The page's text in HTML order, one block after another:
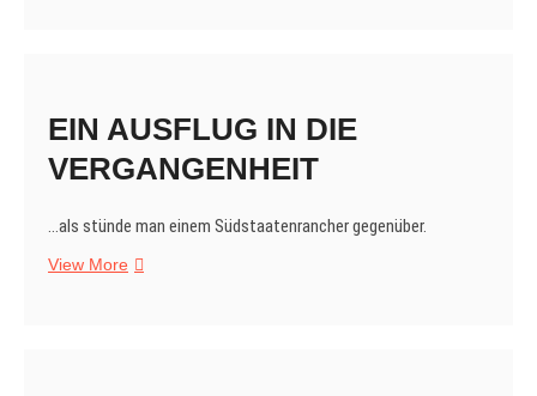
EIN AUSFLUG IN DIE
VERGANGENHEIT
…als stünde man einem Südstaatenrancher gegenüber.
View MoreEIN